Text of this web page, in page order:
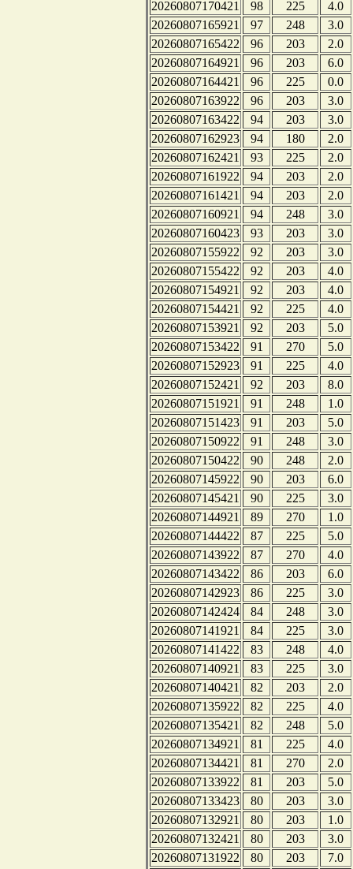
20260807170421 98 225
4.0
20260807165921
97 248
3.0
20260807165422
96 203
2.0
20260807164921
96 203
6.0
20260807164421
96 225
0.0
20260807163922
96 203
3.0
20260807163422
94 203
3.0
20260807162923
94 180
2.0
20260807162421
93 225
2.0
20260807161922
94 203
2.0
20260807161421
94 203
2.0
20260807160921
94 248
3.0
20260807160423
93 203
3.0
20260807155922
92 203
3.0
20260807155422
92 203
4.0
20260807154921
92 203
4.0
20260807154421
92 225
4.0
20260807153921
92 203
5.0
20260807153422
91 270
5.0
20260807152923
91 225
4.0
20260807152421
92 203
8.0
20260807151921
91 248
1.0
20260807151423
91 203
5.0
20260807150922
91 248
3.0
20260807150422
90 248
2.0
20260807145922
90 203
6.0
20260807145421
90 225
3.0
20260807144921
89 270
1.0
20260807144422
87 225
5.0
20260807143922
87 270
4.0
20260807143422
86 203
6.0
20260807142923
86 225
3.0
20260807142424
84 248
3.0
20260807141921
84 225
3.0
20260807141422
83 248
4.0
20260807140921
83 225
3.0
20260807140421
82 203
2.0
20260807135922
82 225
4.0
20260807135421
82 248
5.0
20260807134921
81 225
4.0
20260807134421
81 270
2.0
20260807133922
81 203
5.0
20260807133423
80 203
3.0
20260807132921
80 203
1.0
20260807132421
80 203
3.0
20260807131922
80 203
7.0